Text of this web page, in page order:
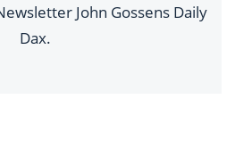
John Gossens Daily
Dax.